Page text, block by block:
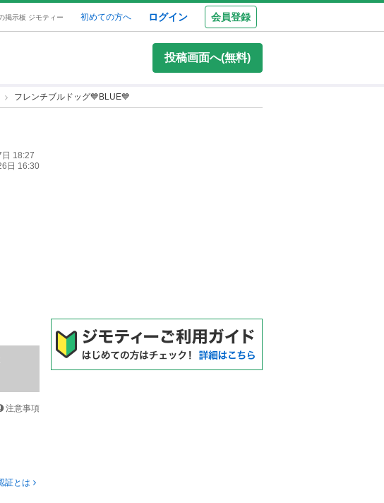
掲示板 ジモティー 初めての方へ ログイン 会員登録
投稿画面へ(無料)
フレンチブルドッグ💙BLUE💙
18:27
日 16:30
注意事項
証とは